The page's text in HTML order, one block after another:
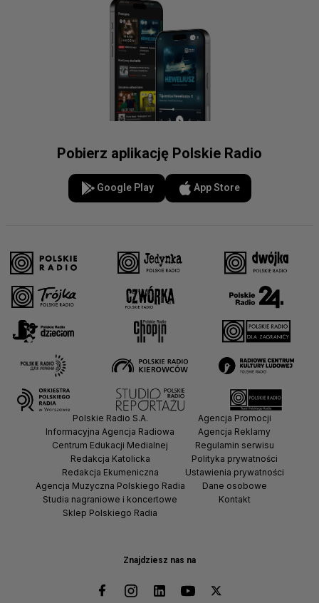
Pobierz aplikację Polskie Radio
Google Play App Store
Znajdziesz nas na
Polskie Radio S.A.
Informacyjna Agencja Radiowa
Centrum Edukacji Medialnej
Redakcja Katolicka
Redakcja Ekumeniczna
Agencja Muzyczna Polskiego Radia
Studia nagraniowe i koncertowe
Sklep Polskiego Radia
Agencja Promocji
Agencja Reklamy
Regulamin serwisu
Polityka prywatności
Ustawienia prywatności
Dane osobowe
Kontakt